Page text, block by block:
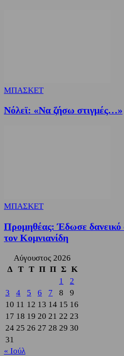
ΜΠΑΣΚΕΤ
Nόλεϊ: «Να ζήσω στιγμές…»
ΜΠΑΣΚΕΤ
Προμηθέας: Έδωσε
τον Κομνιανίδη
Αύγουστος 2026
Δ
Τ Τ Π Π Σ Κ
1
2
3
4 5 6 7 8
9
10 11 12 13 14 15 16
17 18 19 20 21 22 23
24 25 26 27 28 29 30
31
« Ιούλ
3,822